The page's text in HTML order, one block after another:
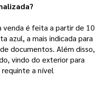
venda é feita a partir de 10
azul, a mais indicada para
documentos. Além disso,
vindo do exterior para
a nível